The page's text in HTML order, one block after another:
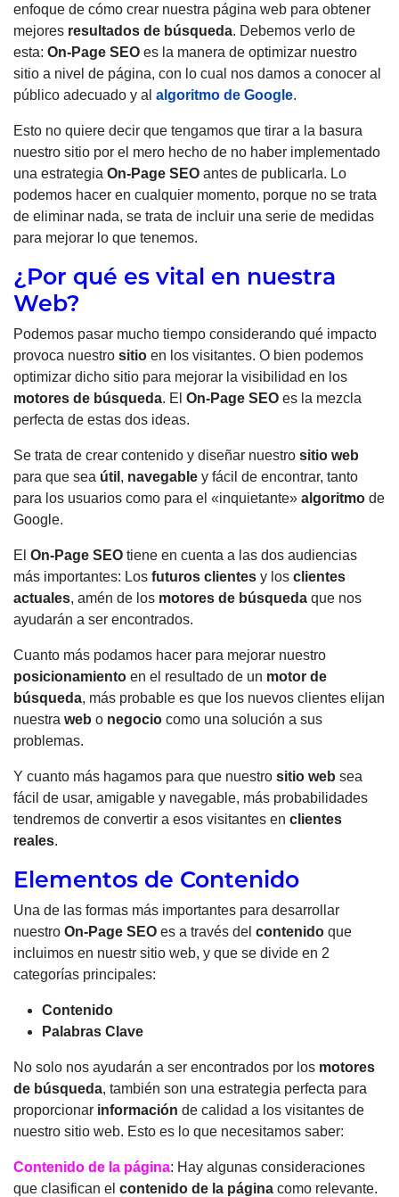
enfoque de cómo crear nuestra página web para obtener
mejores resultados de búsqueda. Debemos verlo de
esta: On-Page SEO es la manera de optimizar nuestro
sitio a nivel de página, con lo cual nos damos a conocer al
público adecuado y al algoritmo de Google.
Esto no quiere decir que tengamos que tirar a la basura
nuestro sitio por el mero hecho de no haber implementado
una estrategia On-Page SEO antes de publicarla. Lo
podemos hacer en cualquier momento, porque no se trata
de eliminar nada, se trata de incluir una serie de medidas
para mejorar lo que tenemos.
¿Por qué es vital en nuestra
Web?
Podemos pasar mucho tiempo considerando qué impacto
provoca nuestro sitio en los visitantes. O bien podemos
optimizar dicho sitio para mejorar la visibilidad en los
motores de búsqueda. El On-Page SEO es la mezcla
perfecta de estas dos ideas.
Se trata de crear contenido y diseñar nuestro sitio web
para que sea útil , navegable y fácil de encontrar, tanto
para los usuarios como para el «inquietante» algoritmo de
Google.
El On-Page SEO tiene en cuenta a las dos audiencias
más importantes: Los futuros clientes y los clientes
actuales, amén de los motores de búsqueda que nos
ayudarán a ser encontrados.
Cuanto más podamos hacer para mejorar nuestro
posicionamiento en el resultado de un motor de
búsqueda, más probable es que los nuevos clientes elijan
nuestra web o negocio como una solución a sus
problemas.
Y cuanto más hagamos para que nuestro sitio web sea
fácil de usar, amigable y navegable, más probabilidades
tendremos de convertir a esos visitantes en clientes
reales.
Elementos de Contenido
Una de las formas más importantes para desarrollar
nuestro On-Page SEO es a través del contenido que
incluimos en nuestr sitio web, y que se divide en 2
categorías principales:
Contenido
Palabras Clave
No solo nos ayudarán a ser encontrados por los motores
de búsqueda, también son una estrategia perfecta para
proporcionar información de calidad a los visitantes de
nuestro sitio web. Esto es lo que necesitamos saber:
Contenido de la página: Hay algunas consideraciones
que clasifican el contenido de la página como relevante.